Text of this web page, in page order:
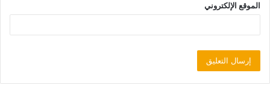
الموقع الإلكتروني